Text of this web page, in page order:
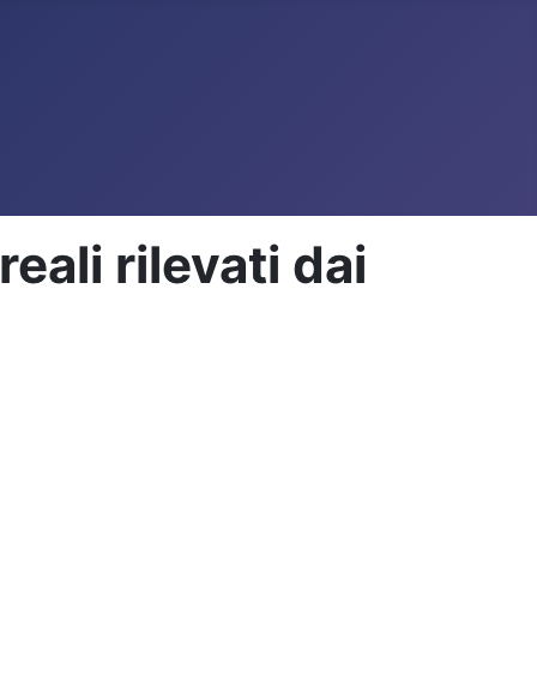
rilevati dai